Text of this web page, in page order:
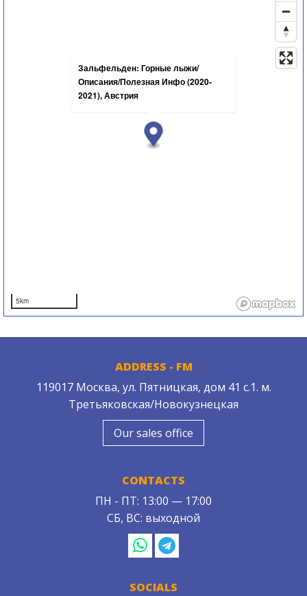
5km
Зальфельден: Горные лыжи/
Описания/Полезная Инфо (2020-
2021), Австрия
ADDRESS - FM
119017 Москва, ул. Пятницкая, дом 41 с.1. м.
Третьяковская/Новокузнецкая
Our sales office
CONTACTS
ПН - ПТ: 13:00 — 17:00
СБ, ВС: выходной
SOCIALS